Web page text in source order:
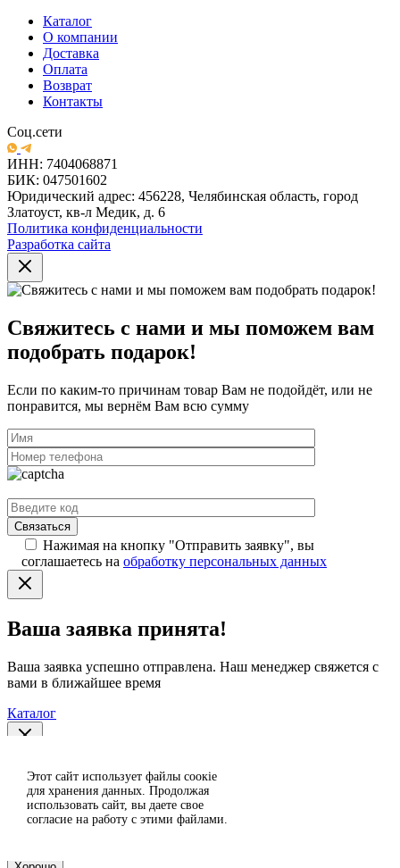
Каталог
О компании
Доставка
Оплата
Возврат
Контакты
Соц.сети
ИНН: 7404068871
БИК: 047501602
Юридический адрес: 456228, Челябинская область, город
Златоуст, кв-л Медик, д. 6
Политика конфиденциальности
Разработка сайта
Свяжитесь с нами и мы поможем вам
подобрать подарок!
Если по каким-то причинам товар Вам не подойдёт, или не
понравится, мы вернём Вам всю сумму
Нажимая на кнопку "Отправить заявку", вы
соглашаетесь на обработку персональных данных
Ваша заявка принята!
Ваша заявка успешно отправлена. Наш менеджер свяжется с
вами в ближайшее время
Каталог
Спасибо за отзыв!
Ваш отзыв отправлен на модерацию и появится на сайте
Этот сайт использует файлы сoокіе
для хранения данных. Продолжая
использовать сайт, вы даете свое
согласие на работу с этими файлами.